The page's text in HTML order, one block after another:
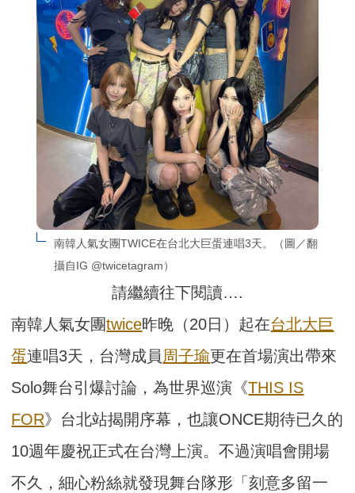
南韓人氣女團TWICE在台北大巨蛋連唱3天。（圖／翻
攝自IG @twicetagram）
請繼續往下閱讀….
南韓人氣女團twice昨晚（20日）起在台北大巨
蛋連唱3天，台灣成員 周子瑜更在首場演出帶來
Solo舞台引爆討論，為世界巡演《THIS IS
FOR》台北站揭開序幕，也讓ONCE期待已久的
10週年慶祝正式在台灣上演。不過演唱會開場
不久，細心粉絲就發現舞台隊形「刻意多留一